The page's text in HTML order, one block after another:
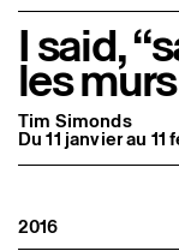
I said,
les murs
Tim Simonds
Du 11 janvier au 11
2016